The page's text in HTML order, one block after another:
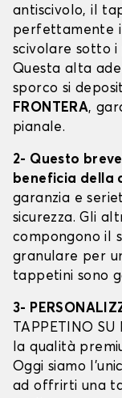
antiscivolo, il
perfettamente
scivolare sotto i
Questa alta
sporco si
FRONTERA,
pianale.
2- Questo
beneficia della
garanzia e
sicurezza. Gli
compongono il
granulare per
tappetini sono
3-
TAPPETINO
la qualità
Oggi siamo
ad offrirti una